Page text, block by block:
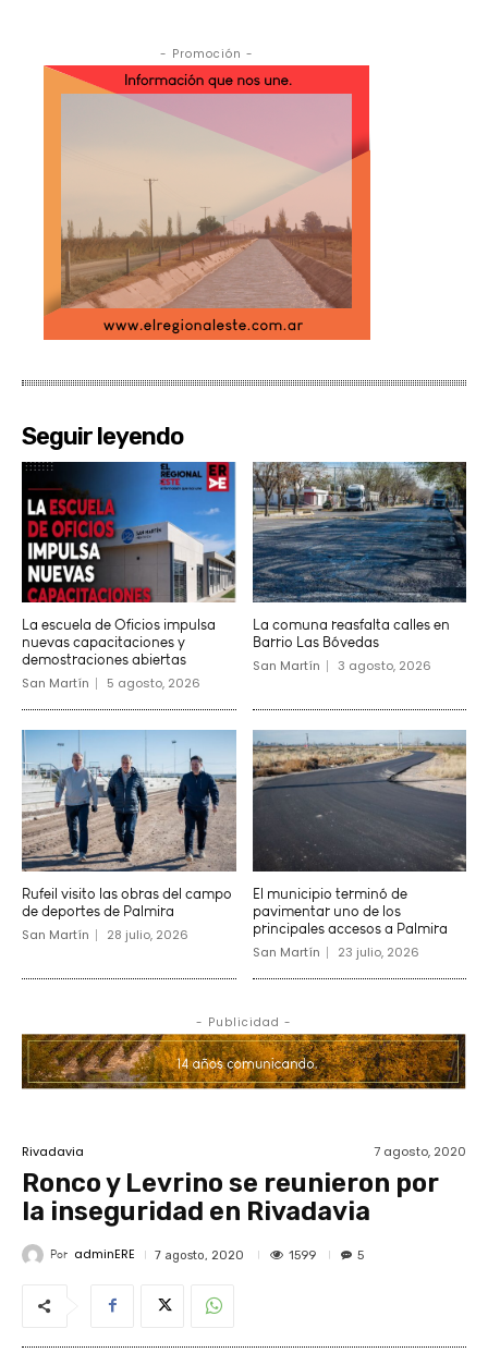
- Promoción -
Seguir leyendo
La escuela de Oficios impulsa
nuevas capacitaciones y
demostraciones abiertas
San Martín 5 agosto, 2026
La comuna reasfalta calles en
Barrio Las Bóvedas
San Martín 3 agosto, 2026
Rufeil visito las obras del campo
de deportes de Palmira
San Martín 28 julio, 2026
El municipio terminó de
pavimentar uno de los
principales accesos a Palmira
San Martín 23 julio, 2026
- Publicidad -